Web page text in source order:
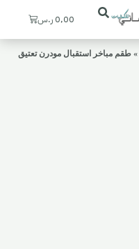
0,00 ر.سCart
» طقم مباخر استقبال مودرن تعتيق